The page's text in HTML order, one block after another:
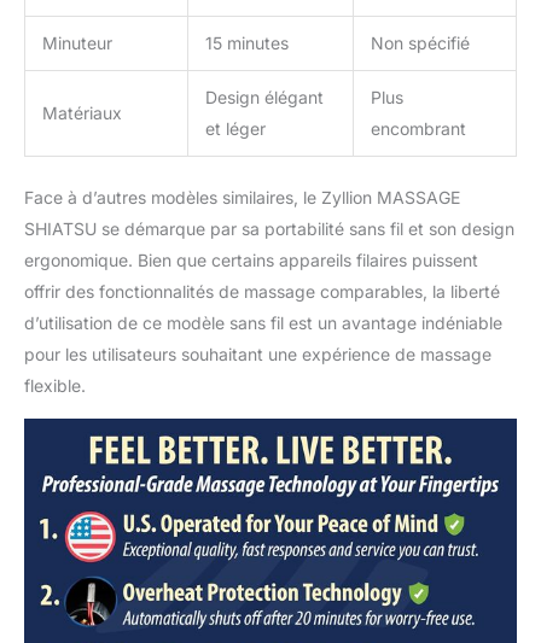
qualité irréprochable et
sûre, vous pouvez donc
tranquillité. Pour plus de
sécurité, notre masseur
pour dos s’éteint
bout de 20 minutes. Un
inclus pour réduire
l’intensité et la chaleur.
Service client à vie : pour
nous, 100 % de nos
satisfaits ! Tous les
garantis 1 an (2 ans avec
l’enregistrement). En cas
de problème, dans un
délai d’un an, nous vous
enverrons gratuitement
un coussin de massage
remplacement.. C’est le
cadeau idéal pour les
Minuteur 15 minutes Non spécifié
Matériaux
Design élégant
et léger
Plus
encombrant
Face à d’autres modèles similaires, le Zyllion MASSAGE
SHIATSU se démarque par sa portabilité sans fil et son design
ergonomique. Bien que certains appareils filaires puissent
offrir des fonctionnalités de massage comparables, la liberté
d’utilisation de ce modèle sans fil est un avantage indéniable
pour les utilisateurs souhaitant une expérience de massage
flexible.